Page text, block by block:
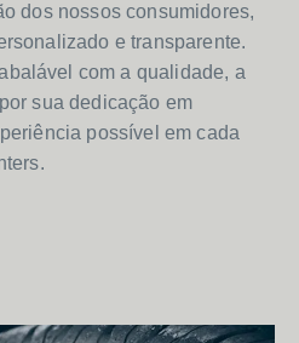
dos nossos consumidores,
e transparente.
com a qualidade, a
sua dedicação em
possível em cada